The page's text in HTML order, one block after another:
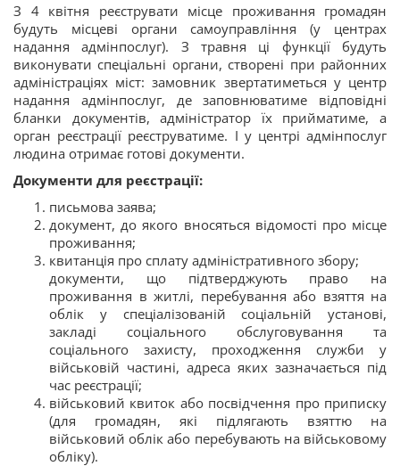
З 4 квітня реєструвати місце проживання громадян
будуть місцеві органи самоуправління (у центрах
надання адмінпослуг). З травня ці функції будуть
виконувати спеціальні органи, створені при районних
адміністраціях міст: замовник звертатиметься у центр
надання адмінпослуг, де заповнюватиме відповідні
бланки документів, адміністратор їх прийматиме, а
орган реєстрації реєструватиме. І у центрі адмінпослуг
людина отримає готові документи.
Документи для реєстрації:
письмова заява;
документ, до якого вносяться відомості про місце
проживання;
квитанція про сплату адміністративного збору;
документи, що підтверджують право на
проживання в житлі, перебування або взяття на
облік у спеціалізованій соціальній установі,
закладі соціального обслуговування та
соціального захисту, проходження служби у
військовій частині, адреса яких зазначається під
час реєстрації;
військовий квиток або посвідчення про приписку
(для громадян, які підлягають взяттю на
військовий облік або перебувають на військовому
обліку).